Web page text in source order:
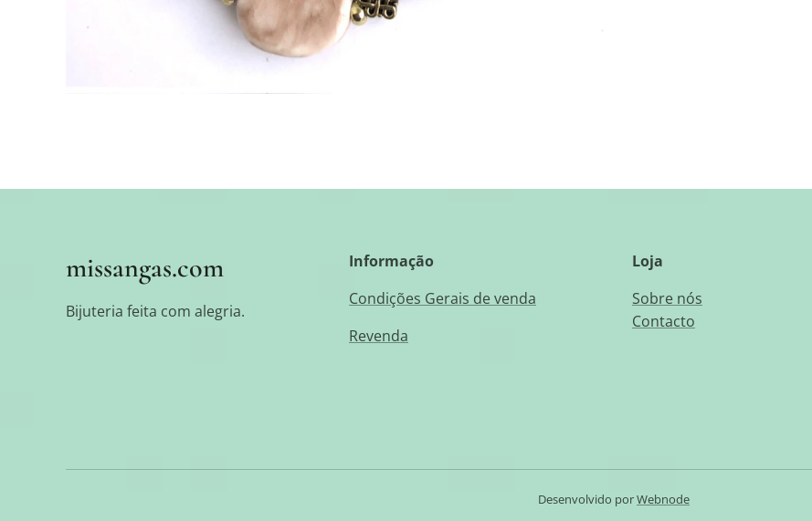
missangas.com
Bijuteria feita com alegria.
Informação
Condições Gerais de venda
Revenda
Loja
Sobre nós
Contacto
Desenvolvido porWebnode